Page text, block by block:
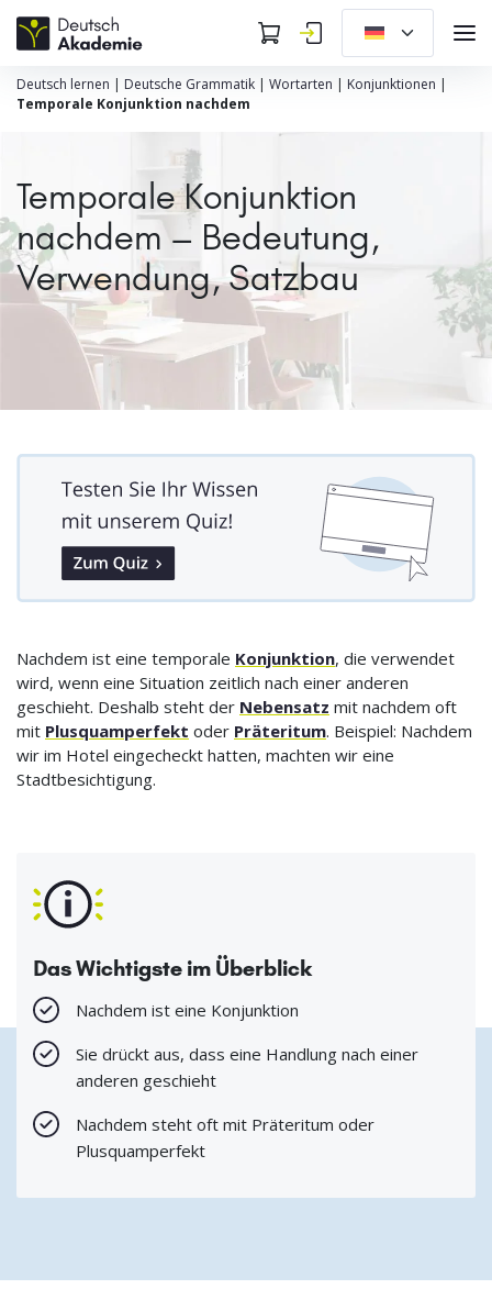
Deutsch lernen | Deutsche Grammatik | Wortarten | Konjunktionen |
Temporale Konjunktion nachdem
Temporale Konjunktion
nachdem – Bedeutung,
Verwendung, Satzbau
Nachdem ist eine temporale Konjunktion, die verwendet
wird, wenn eine Situation zeitlich nach einer anderen
geschieht. Deshalb steht der Nebensatz mit nachdem oft
mit Plusquamperfekt oder Präteritum. Beispiel: Nachdem
wir im Hotel eingecheckt hatten, machten wir eine
Stadtbesichtigung.
Das Wichtigste im Überblick
Nachdem ist eine Konjunktion
Sie drückt aus, dass eine Handlung nach einer
anderen geschieht
Nachdem steht oft mit Präteritum oder
Plusquamperfekt